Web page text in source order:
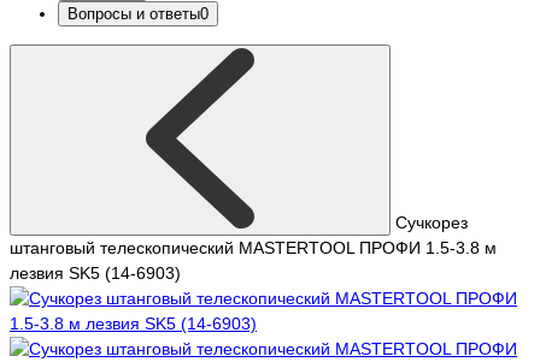
Вопросы и ответы0
Сучкорез
штанговый телескопический MASTERTOOL ПРОФИ 1.5-3.8 м
лезвия SK5 (14-6903)